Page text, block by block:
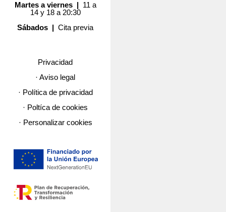
Martes a viernes | 11 a
14 y 18 a 20:30
Sábados |Cita previa
Privacidad
· Aviso legal
· Política de privacidad
· Poltíca de cookies
· Personalizar cookies